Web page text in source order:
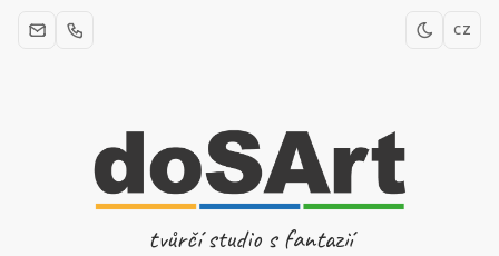
CZ
tvůrčí studio s fantazií